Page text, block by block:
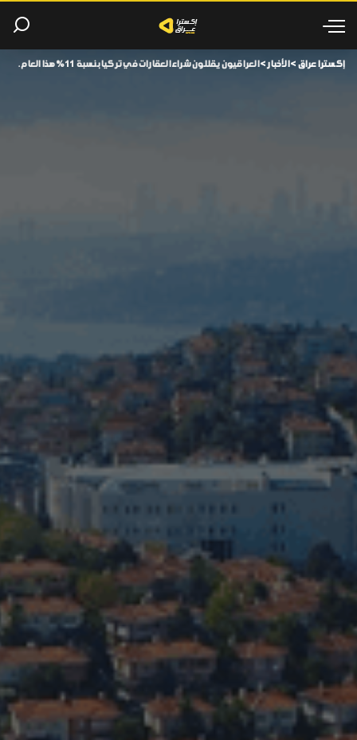
إكسترا عراق >الأخبار>العراقيون يقللون شراء العقارات في تركيا بنسبة 11% هذا العام.